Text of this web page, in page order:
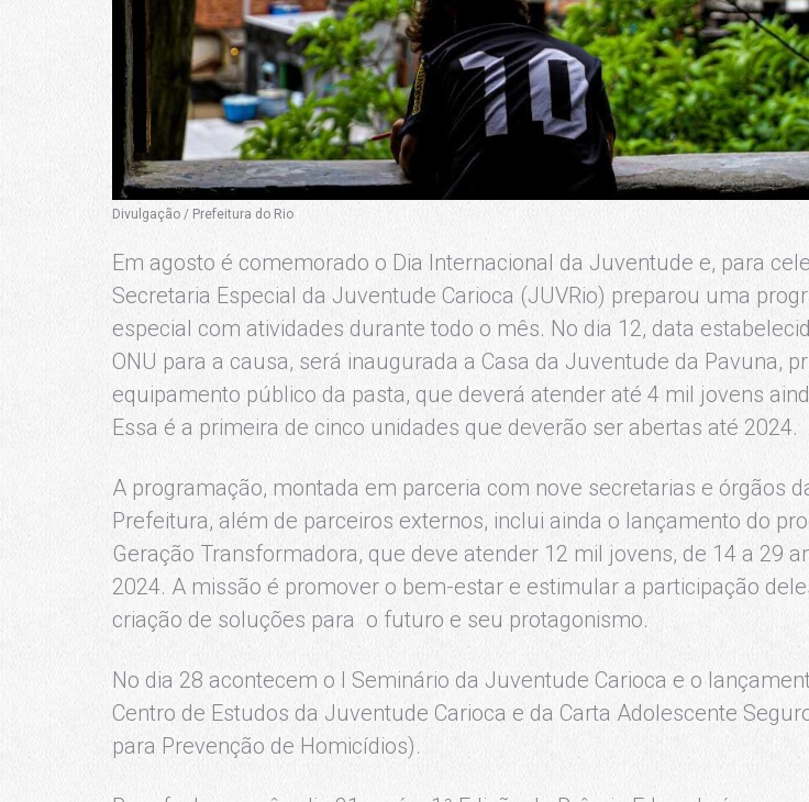
Divulgação / Prefeitura do Rio
Em agosto é comemorado o Dia Internacional da Juventude e, para
Secretaria Especial da Juventude Carioca (JUVRio) preparou uma
especial com atividades durante todo o mês. No dia 12, data
ONU para a causa, será inaugurada a Casa da Juventude da Pavuna,
equipamento público da pasta, que deverá atender até 4 mil jovens
Essa é a primeira de cinco unidades que deverão ser abertas até 2024.
A programação, montada em parceria com nove secretarias e órgãos
Prefeitura, além de parceiros externos, inclui ainda o lançamento do
Geração Transformadora, que deve atender 12 mil jovens, de 14 a 29
2024. A missão é promover o bem-estar e estimular a participação
criação de soluções para o futuro e seu protagonismo.
No dia 28 acontecem o I Seminário da Juventude Carioca e o
Centro de Estudos da Juventude Carioca e da Carta Adolescente
para Prevenção de Homicídios).